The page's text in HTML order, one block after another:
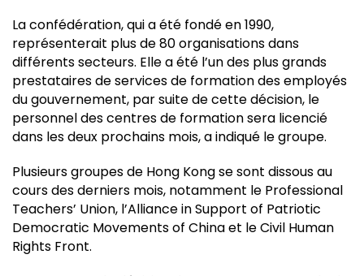
La confédération, qui a été fondé en 1990,
représenterait plus de 80 organisations dans
différents secteurs. Elle a été l’un des plus grands
prestataires de services de formation des employés
du gouvernement, par suite de cette décision, le
personnel des centres de formation sera licencié
dans les deux prochains mois, a indiqué le groupe.
Plusieurs groupes de Hong Kong se sont dissous au
cours des derniers mois, notamment le Professional
Teachers’ Union, l’Alliance in Support of Patriotic
Democratic Movements of China et le Civil Human
Rights Front.